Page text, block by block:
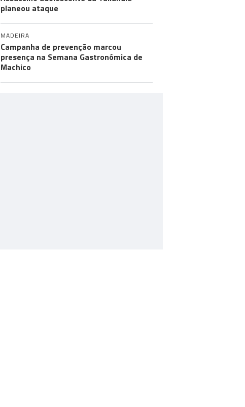
planeou ataque
MADEIRA
Campanha de prevenção marcou
presença na Semana Gastronómica de
Machico